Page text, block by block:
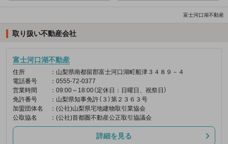
富士河口湖不動産
取り扱い不動産会社
富士河口湖不動産
住所
：山梨県南都留郡富士河口湖町船津３４８９－４
電話番号
：0555-72-0377
営業時間
：09:00～18:00（定休日：日曜日、祝祭日）
免許番号
：山梨県知事免許（３）第２３６３号
加盟団体名
：(公社)山梨県宅地建物取引業協会
公取協名
：(公社)首都圏不動産公正取引協議会
詳細を見る